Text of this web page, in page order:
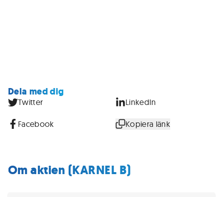
Dela med dig
Twitter LinkedIn
Facebook Kopiera länk
Om aktien (KARNEL B)